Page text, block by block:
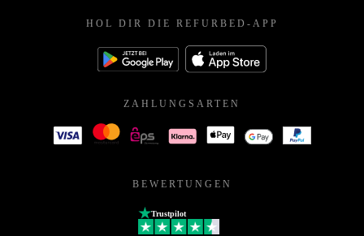
HOL DIR DIE REFURBED-APP
ZAHLUNGSARTEN
BEWERTUNGEN
Trustpilot